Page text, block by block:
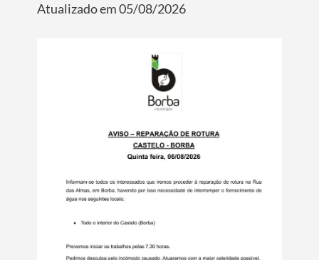
Atualizado em 05/08/2026